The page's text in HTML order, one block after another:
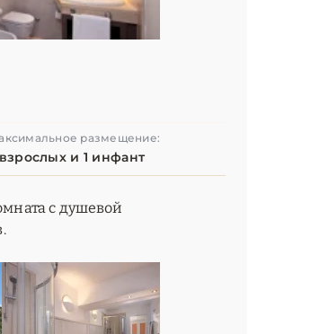
размещение:
и 1 инфант
с душевой